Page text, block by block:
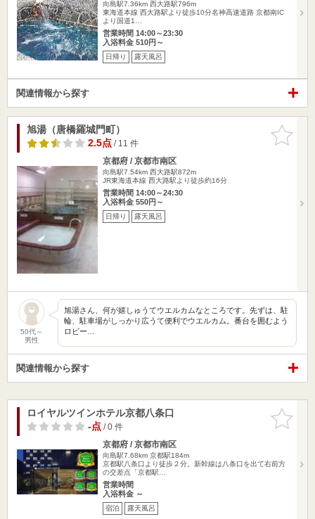
向島駅7.36km 西大路駅796m
東海道本線 西大路駅より徒歩10分名神高速道路 京都南IC
より国道1…
営業時間 14:00～23:30
入浴料金 510円～
日帰り 露天風呂
関連情報から探す
お気に入
りに追加
旭湯（唐橋羅城門町）
2.5点/ 11 件
京都府 / 京都市南区
向島駅7.54km 西大路駅872m
JR東海道本線 西大路駅より徒歩約16分
営業時間 14:00～24:30
入浴料金 550円～
日帰り 露天風呂
50代～
男性
旭湯さん、何が嬉しゅうてウエルカムなところです。先ずは、駐
輪、駐車場がしっかり広うて便利でウエルカム。番台を囲むよう
ロビー…
関連情報から探す
お気に入
りに追加
ロイヤルツインホテル京都八条口
-点/ 0 件
京都府 / 京都市南区
向島駅7.68km 京都駅184m
京都駅八条口より徒歩２分。新幹線は八条口を出て右前方
の交差点「京都駅…
営業時間
入浴料金 ～
宿泊 露天風呂